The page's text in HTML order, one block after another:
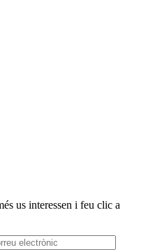
us interessen i feu clic a